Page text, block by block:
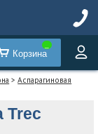
Корзина
>Аспарагиновая
Trec